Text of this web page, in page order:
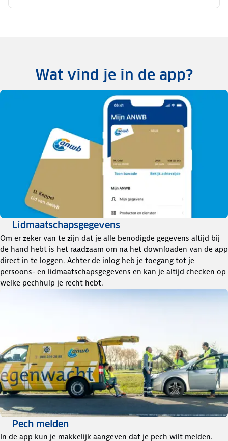
Wat vind je in de app?
Lidmaatschapsgegevens
Om er zeker van te zijn dat je alle benodigde gegevens altijd bij
de hand hebt is het raadzaam om na het downloaden van de app
direct in te loggen. Achter de inlog heb je toegang tot je
persoons- en lidmaatschapsgegevens en kan je altijd checken op
welke pechhulp je recht hebt.
Pech melden
In de app kun je makkelijk aangeven dat je pech wilt melden.